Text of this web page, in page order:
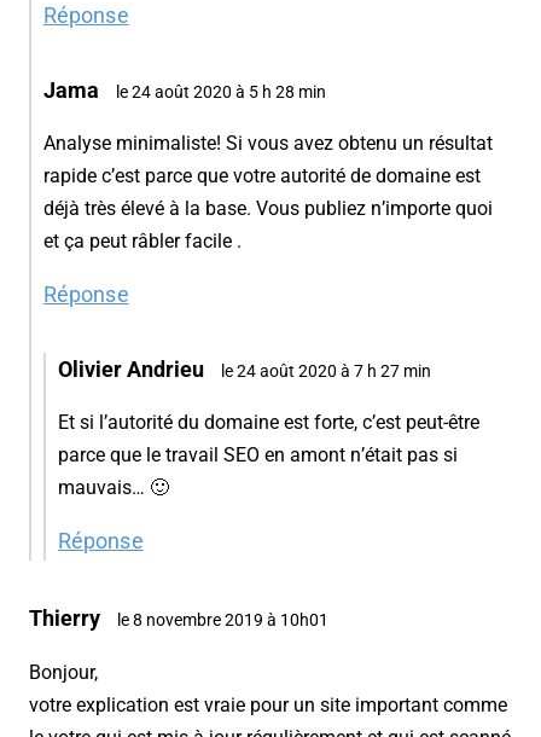
Réponse
Jama le 24 août 2020 à 5 h 28 min
Analyse minimaliste! Si vous avez obtenu un résultat
rapide c’est parce que votre autorité de domaine est
déjà très élevé à la base. Vous publiez n’importe quoi
et ça peut râbler facile .
Réponse
Olivier Andrieu le 24 août 2020 à 7 h 27 min
Et si l’autorité du domaine est forte, c’est peut-être
parce que le travail SEO en amont n’était pas si
mauvais… 🙂
Réponse
Thierry le 8 novembre 2019 à 10h01
Bonjour,
votre explication est vraie pour un site important comme